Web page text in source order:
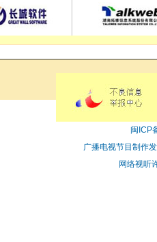
闽ICP
广播电视节目制作
网络视听